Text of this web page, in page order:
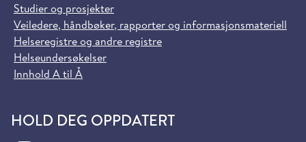
Studier og prosjekter
Veiledere, håndbøker, rapporter og informasjonsmateriell
Helseregistre og andre registre
Helseundersøkelser
Innhold A til Å
HOLD DEG OPPDATERT